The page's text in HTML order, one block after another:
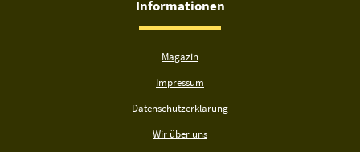
Informationen
Magazin
Impressum
Datenschutzerklärung
Wir über uns